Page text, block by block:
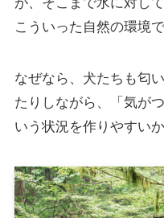
こういった自然の環境
なぜなら、犬たちも匂
たりしながら、「気が
いう状況を作りやすいか